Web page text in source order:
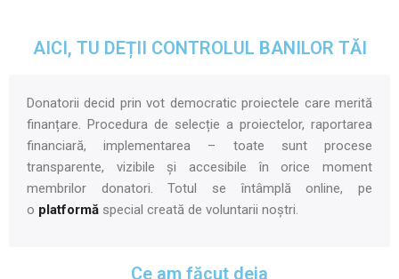
AICI, TU DEȚII CONTROLUL BANILOR TĂI
Donatorii decid prin vot democratic proiectele care merită
finanțare. Procedura de selecție a proiectelor, raportarea
financiară, implementarea – toate sunt procese
transparente, vizibile și accesibile în orice moment
membrilor donatori. Totul se întâmplă online, pe
o platformă special creată de voluntarii noștri.
Ce am făcut deja